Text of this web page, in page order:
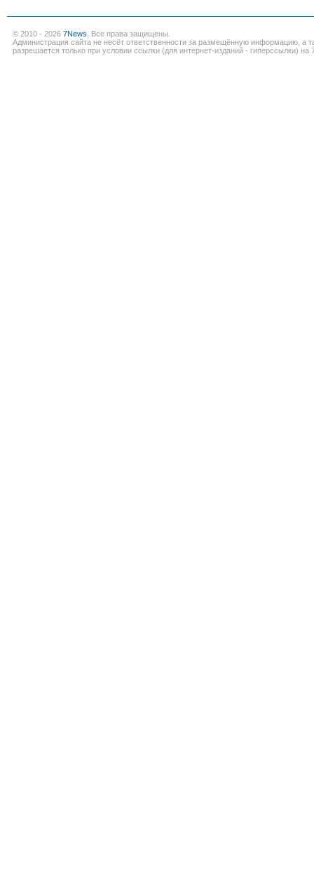
© 2010 - 2026 7News . Все права защищены.
Администрация сайта не несёт ответственности за размещённую информацию, а
разрешается только при условии ссылки (для интернет-изданий - гиперссылки) на